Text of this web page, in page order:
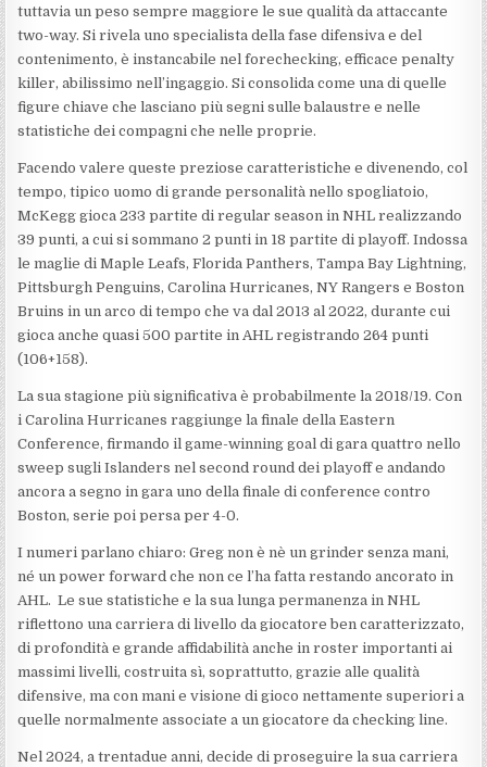
tuttavia un peso sempre maggiore le sue qualità da attaccante
two-way. Si rivela uno specialista della fase difensiva e del
contenimento, è instancabile nel forechecking, efficace penalty
killer, abilissimo nell’ingaggio. Si consolida come una di quelle
figure chiave che lasciano più segni sulle balaustre e nelle
statistiche dei compagni che nelle proprie.
Facendo valere queste preziose caratteristiche e divenendo, col
tempo, tipico uomo di grande personalità nello spogliatoio,
McKegg gioca 233 partite di regular season in NHL realizzando
39 punti, a cui si sommano 2 punti in 18 partite di playoff. Indossa
le maglie di Maple Leafs, Florida Panthers, Tampa Bay Lightning,
Pittsburgh Penguins, Carolina Hurricanes, NY Rangers e Boston
Bruins in un arco di tempo che va dal 2013 al 2022, durante cui
gioca anche quasi 500 partite in AHL registrando 264 punti
(106+158).
La sua stagione più significativa è probabilmente la 2018/19. Con
i Carolina Hurricanes raggiunge la finale della Eastern
Conference, firmando il game-winning goal di gara quattro nello
sweep sugli Islanders nel second round dei playoff e andando
ancora a segno in gara uno della finale di conference contro
Boston, serie poi persa per 4-0.
I numeri parlano chiaro: Greg non è nè un grinder senza mani,
né un power forward che non ce l’ha fatta restando ancorato in
AHL. Le sue statistiche e la sua lunga permanenza in NHL
riflettono una carriera di livello da giocatore ben caratterizzato,
di profondità e grande affidabilità anche in roster importanti ai
massimi livelli, costruita sì, soprattutto, grazie alle qualità
difensive, ma con mani e visione di gioco nettamente superiori a
quelle normalmente associate a un giocatore da checking line.
Nel 2024, a trentadue anni, decide di proseguire la sua carriera